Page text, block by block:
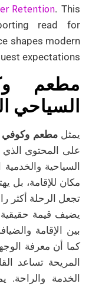
Retention. This
read for
shapes modern
expectations.
مطعم
السياحي
يمثلمطعم وكوفي
على المحتوى الذي
السياحية
مكان للإقامة، بل
تجعل الرحلة أكثر
يضيف قيمة حقيقية
بين الإقامة
كما أن معرفة
المريحة تساعد
الخدمة والراحة.